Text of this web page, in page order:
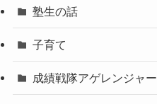
塾生の話
子育て
成績戦隊アゲレンジャー